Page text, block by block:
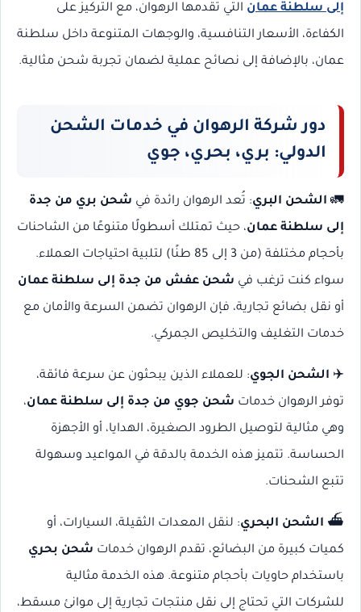
إلى سلطنة عمان التي تقدمها الرهوان، مع التركيز على
الكفاءة، الأسعار التنافسية، والوجهات المتنوعة داخل سلطنة
عمان، بالإضافة إلى نصائح عملية لضمان تجربة شحن مثالية.
دور شركة الرهوان في خدمات الشحن
الدولي: بري، بحري، جوي
🚛 الشحن البري: تُعد الرهوان رائدة في شحن بري من جدة
إلى سلطنة عمان، حيث تمتلك أسطولًا متنوعًا من الشاحنات
بأحجام مختلفة (من 3 إلى 85 طنًا) لتلبية احتياجات العملاء.
سواء كنت ترغب في شحن عفش من جدة إلى سلطنة عمان
أو نقل بضائع تجارية، فإن الرهوان تضمن السرعة والأمان مع
خدمات التغليف والتخليص الجمركي.
✈️ الشحن الجوي: للعملاء الذين يبحثون عن سرعة فائقة،
توفر الرهوان خدمات شحن جوي من جدة إلى سلطنة عمان،
وهي مثالية لتوصيل الطرود الصغيرة، الهدايا، أو الأجهزة
الحساسة. تتميز هذه الخدمة بالدقة في المواعيد وسهولة
تتبع الشحنات.
⛴️ الشحن البحري: لنقل المعدات الثقيلة، السيارات، أو
كميات كبيرة من البضائع، تقدم الرهوان خدمات شحن بحري
باستخدام حاويات بأحجام متنوعة. هذه الخدمة مثالية
للشركات التي تحتاج إلى نقل منتجات تجارية إلى موانئ مسقط،